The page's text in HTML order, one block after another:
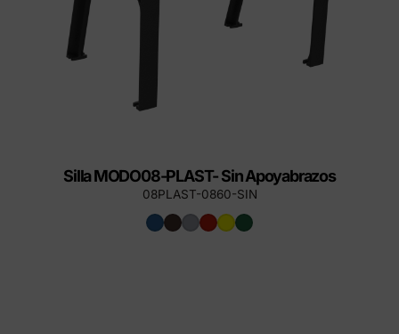
Silla MODO08-PLAST- Sin Apoyabrazos
08PLAST-0860-SIN